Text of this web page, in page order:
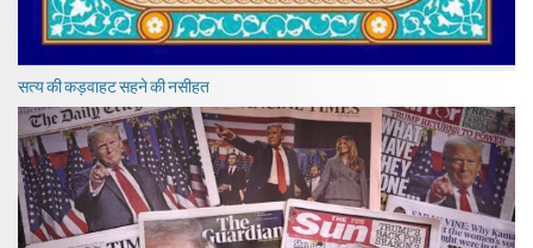
सत्य की कड़वाहट सहने की नसीहत